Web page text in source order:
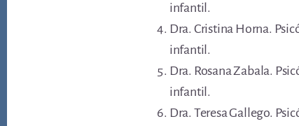
infantil.
Dra. Cristina Horna.
infantil.
Dra. Rosana Zabala.
infantil.
Dra. Teresa Gallego.